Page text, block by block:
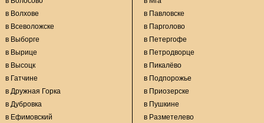
в Волхове
в Всеволожске
в Выборге
в Вырице
в Высоцк
в Гатчине
в Дружная Горка
в Дубровка
в Ефимовский
в Павловске
в Парголово
в Петергофе
в Петродворце
в Пикалёво
в Подпорожье
в Приозерске
в Пушкине
в Разметелево